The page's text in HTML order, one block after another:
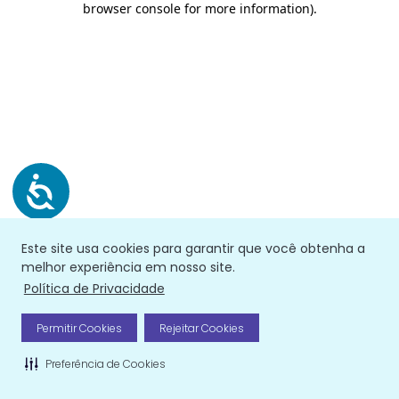
Este site usa cookies para garantir que você obtenha a
melhor experiência em nosso site.
Política de Privacidade
Permitir Cookies Rejeitar Cookies
Preferência de Cookies
browser console for more information).